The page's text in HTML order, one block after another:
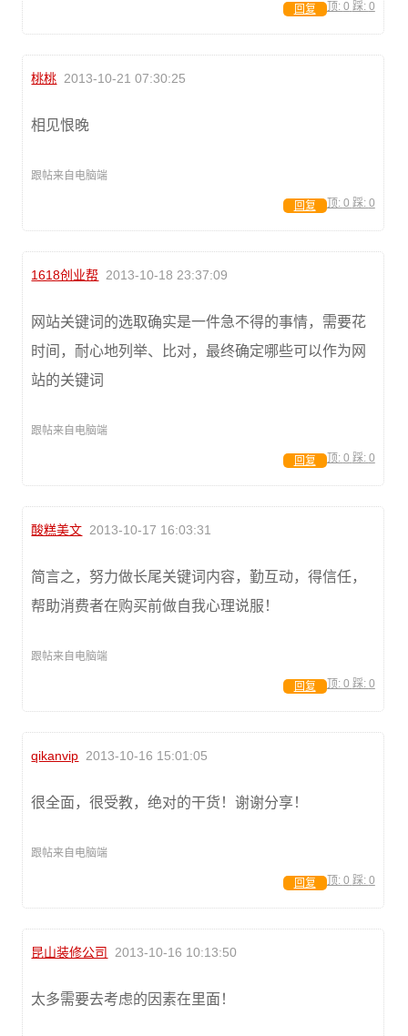
顶: 0 踩: 0
回复
桃桃 2013-10-21 07:30:25
相见恨晚
跟帖来自电脑端
顶: 0 踩: 0
回复
1618创业帮 2013-10-18 23:37:09
网站关键词的选取确实是一件急不得的事情，需要花
时间，耐心地列举、比对，最终确定哪些可以作为网
站的关键词
跟帖来自电脑端
顶: 0 踩: 0
回复
酸糕美文 2013-10-17 16:03:31
简言之，努力做长尾关键词内容，勤互动，得信任，
帮助消费者在购买前做自我心理说服！
跟帖来自电脑端
顶: 0 踩: 0
回复
qikanvip 2013-10-16 15:01:05
很全面，很受教，绝对的干货！谢谢分享！
跟帖来自电脑端
顶: 0 踩: 0
回复
昆山装修公司 2013-10-16 10:13:50
太多需要去考虑的因素在里面！